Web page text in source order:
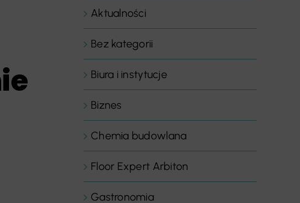
Aktualności
Bez kategorii
Biura i instytucje
Biznes
Chemia budowlana
Floor Expert Arbiton
Gastronomia